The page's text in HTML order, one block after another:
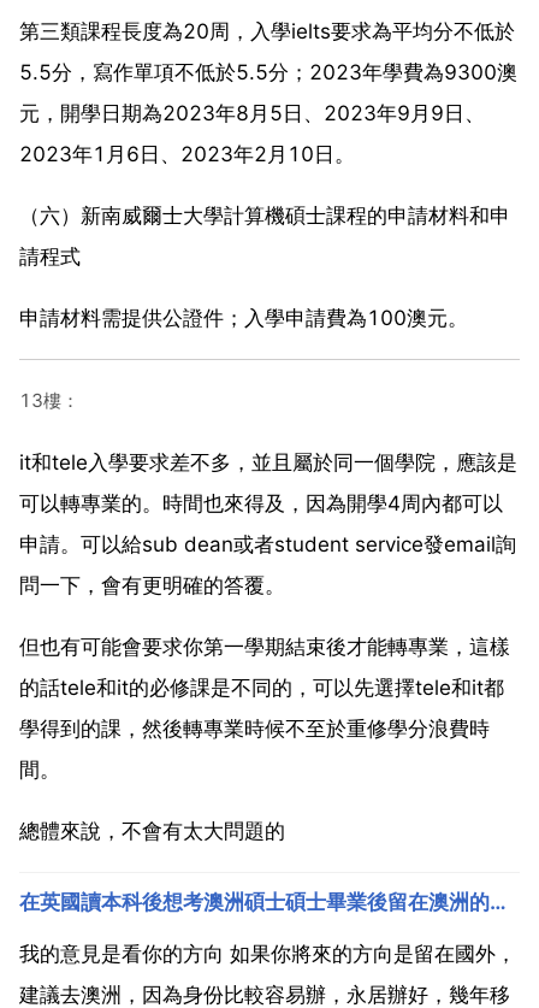
第三類課程長度為20周，入學ielts要求為平均分不低於
5.5分，寫作單項不低於5.5分；2023年學費為9300澳
元，開學日期為2023年8月5日、2023年9月9日、
2023年1月6日、2023年2月10日。
（六）新南威爾士大學計算機碩士課程的申請材料和申
請程式
申請材料需提供公證件；入學申請費為100澳元。
13樓：
it和tele入學要求差不多，並且屬於同一個學院，應該是
可以轉專業的。時間也來得及，因為開學4周內都可以
申請。可以給sub dean或者student service發email詢
問一下，會有更明確的答覆。
但也有可能會要求你第一學期結束後才能轉專業，這樣
的話tele和it的必修課是不同的，可以先選擇tele和it都
學得到的課，然後轉專業時候不至於重修學分浪費時
間。
總體來說，不會有太大問題的
在英國讀本科後想考澳洲碩士碩士畢業後留在澳洲的機率大嗎
我的意見是看你的方向 如果你將來的方向是留在國外，
建議去澳洲，因為身份比較容易辦，永居辦好，幾年移